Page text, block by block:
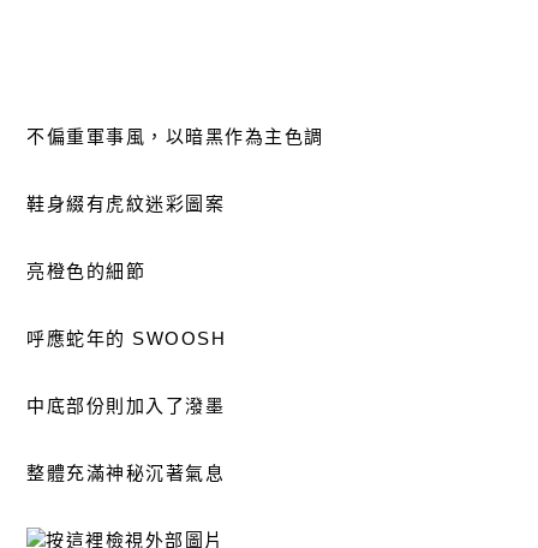
不偏重軍事風，以暗黑作為主色調
鞋身綴有虎紋迷彩圖案
亮橙色的細節
呼應蛇年的 SWOOSH
中底部份則加入了潑墨
整體充滿神秘沉著氣息